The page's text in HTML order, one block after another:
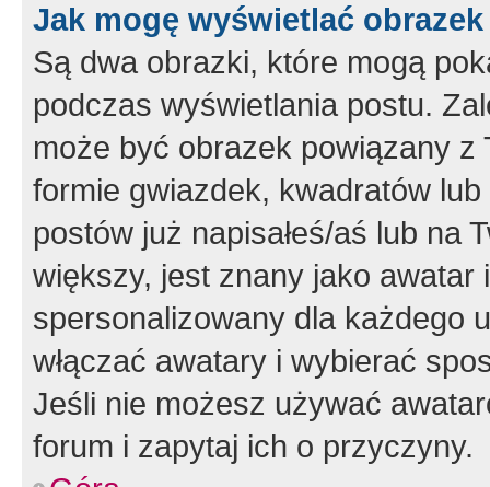
Jak mogę wyświetlać
Są dwa obrazki, które mogą
podczas wyświetlania postu.
może być obrazek powiązany z
formie gwiazdek, kwadratów
postów już napisałeś/aś lub na
większy, jest znany jako
spersonalizowany dla każdego
włączać awatary i wybierać
Jeśli nie możesz używać
forum i zapytaj ich o przyczyny.